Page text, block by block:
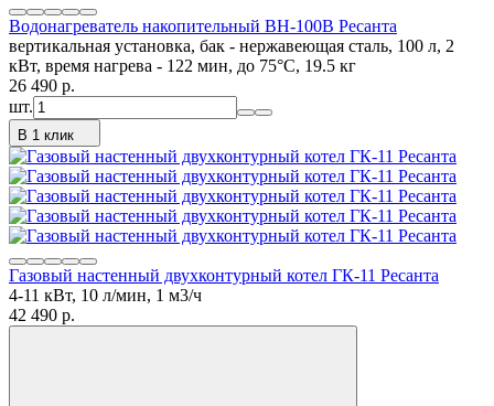
Водонагреватель накопительный ВН-100В Ресанта
вертикальная установка, бак - нержавеющая сталь, 100 л, 2
кВт, время нагрева - 122 мин, до 75°C, 19.5 кг
26 490 p.
шт.
В 1 клик
Газовый настенный двухконтурный котел ГК-11 Ресанта
4-11 кВт, 10 л/мин, 1 м3/ч
42 490 p.